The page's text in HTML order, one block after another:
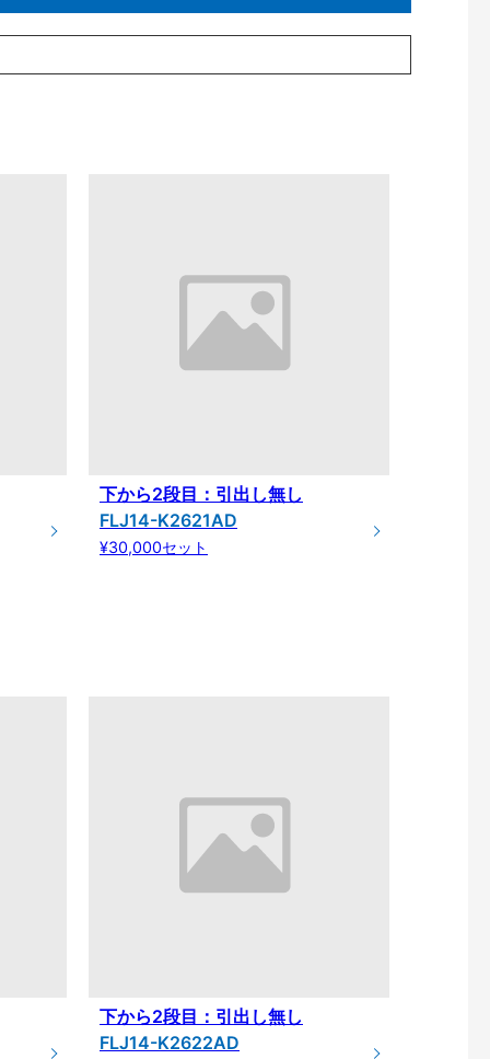
下から2段目：引出し無し
FLJ14-K2621AD
¥30,000セット
下から2段目：引出し無し
FLJ14-K2622AD